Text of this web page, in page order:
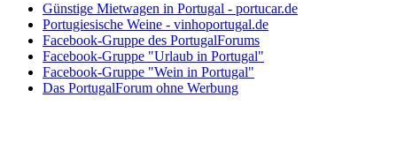
Günstige Mietwagen in Portugal - portucar.de
Portugiesische Weine - vinhoportugal.de
Facebook-Gruppe des PortugalForums
Facebook-Gruppe "Urlaub in Portugal"
Facebook-Gruppe "Wein in Portugal"
Das PortugalForum ohne Werbung